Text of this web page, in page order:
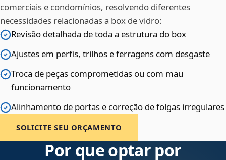
comerciais e condomínios, resolvendo diferentes
necessidades relacionadas a box de vidro:
Revisão detalhada de toda a estrutura do box
Ajustes em perfis, trilhos e ferragens com desgaste
Troca de peças comprometidas ou com mau
funcionamento
Alinhamento de portas e correção de folgas irregulares
SOLICITE SEU ORÇAMENTO
Por que optar por